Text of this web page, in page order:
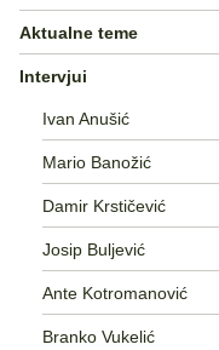
Aktualne teme
Intervjui
Ivan Anušić
Mario Banožić
Damir Krstičević
Josip Buljević
Ante Kotromanović
Branko Vukelić